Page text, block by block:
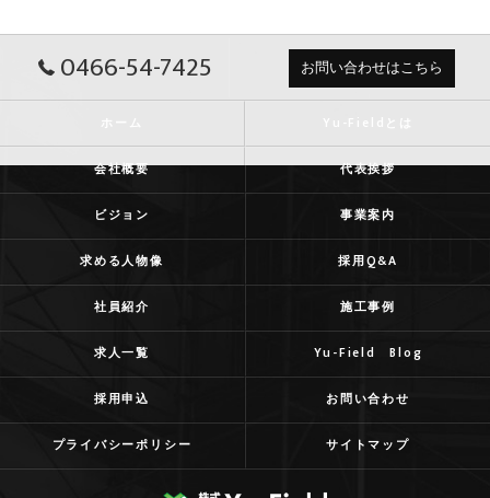
0466-54-7425 お問い合わせはこちら
会社概要 代表挨拶
ビジョン 事業案内
求める人物像 採用Q&A
社員紹介 施工事例
求人一覧 Yu-Field Blog
採用申込 お問い合わせ
プライバシーポリシー サイトマップ